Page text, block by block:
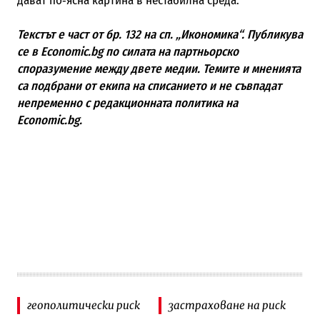
Текстът е част от бр. 132 на сп. „Икономика“. Публикува
се в Economic.bg по силата на партньорско
споразумение между двете медии. Темите и мненията
са подбрани от екипа на списанието и не съвпадат
непременно с редакционната политика на
Economic.bg.
геополитически риск застраховане на риск